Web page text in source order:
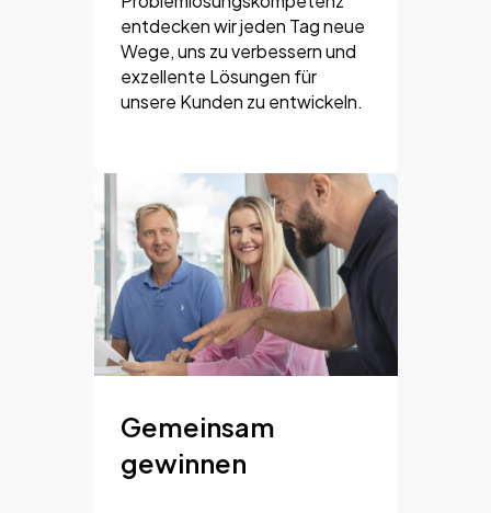
entdecken wir jeden Tag neue
Wege, uns zu verbessern und
exzellente Lösungen für
unsere Kunden zu entwickeln.
Gemeinsam
gewinnen